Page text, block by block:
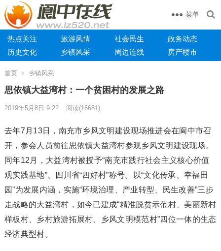
菜单
热点关注 旅游风情 社会民生
政务动态
历史文化
乡镇风采 周边连线 房产楼市
首页 乡镇风采
思依镇大益湾村：一个贫困村的发展之路
2019年5月8日 9:22 阅读(16681)
去年7月13日，南充市乡风文明建设现场推进会在阆中市召
开，参会人员前往思依镇大益湾村参观乡风文明建设现场。
同年12月，大益湾村被授予“南充市践行社会主义核心价值
观实践基地”、四川省“四好村”称号。以“文化传承、幸福田
园”为发展内涵，实施“环境治理、产业转型、民生改善”三步
走战略的大益湾村，如今已建成“精准脱贫示范村、美丽新村
样板村、乡村旅游拓展村、乡风文明模范村”四位一体的生态
经济典型村。